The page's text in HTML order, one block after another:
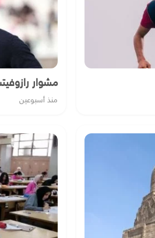
مشوار
منذ أسبوعين